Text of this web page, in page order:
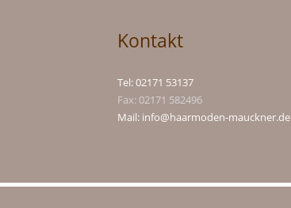
Kontakt
Tel: 02171 53137
Fax: 02171 582496
Mail: info@haarmoden-mauckner.de